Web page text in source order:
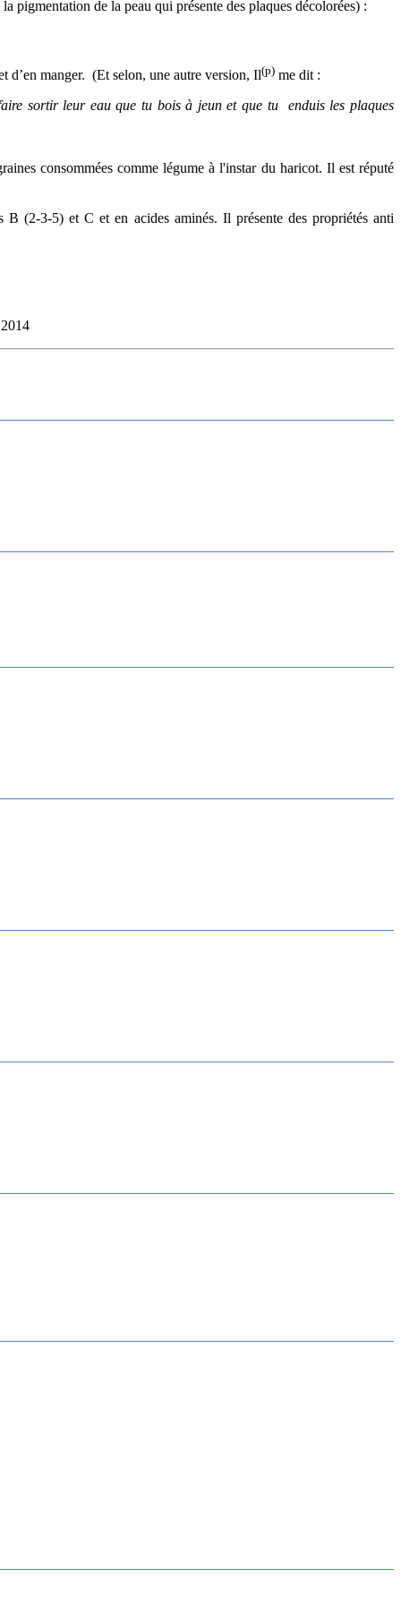
pigmentation de la peau qui présente des plaques décolorées) :
d’en manger. (Et selon, une autre version, Il(p) me dit :
sortir leur eau que tu bois à jeun et que tu
enduis les plaques
consommées comme légume à l'instar du haricot. Il est réputé
(2-3-5) et C et en acides aminés. Il présente des propriétés anti
2014